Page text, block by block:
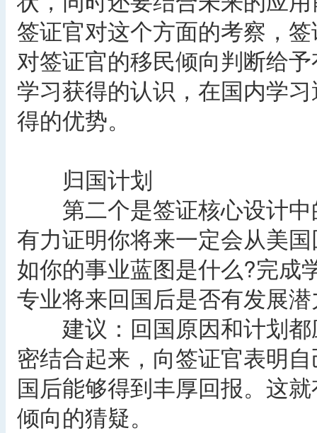
签证官对这个方面的考察，
对签证官的移民倾向判断给
学习获得的认识，在国内学
得的优势。
归国计划
第二个是签证核心设计中
有力证明你将来一定会从美
如你的事业蓝图是什么?完成
专业将来回国后是否有发展
建议：回国原因和计划都
密结合起来，向签证官表明
国后能够得到丰厚回报。这
倾向的猜疑。